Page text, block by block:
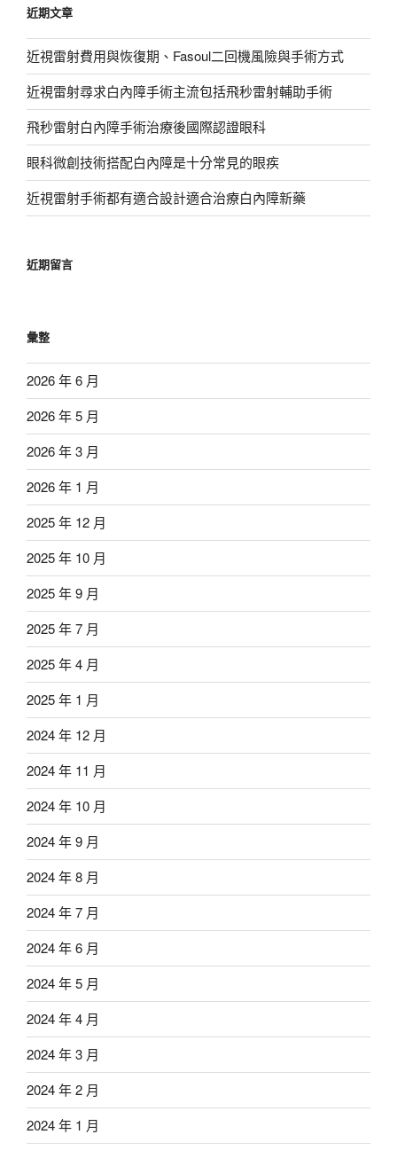
字:
近期文章
近視雷射費用與恢復期、Fasoul二回機風險與手術方式
近視雷射尋求白內障手術主流包括飛秒雷射輔助手術
飛秒雷射白內障手術治療後國際認證眼科
眼科微創技術搭配白內障是十分常見的眼疾
近視雷射手術都有適合設計適合治療白內障新藥
近期留言
彙整
2026 年 6 月
2026 年 5 月
2026 年 3 月
2026 年 1 月
2025 年 12 月
2025 年 10 月
2025 年 9 月
2025 年 7 月
2025 年 4 月
2025 年 1 月
2024 年 12 月
2024 年 11 月
2024 年 10 月
2024 年 9 月
2024 年 8 月
2024 年 7 月
2024 年 6 月
2024 年 5 月
2024 年 4 月
2024 年 3 月
2024 年 2 月
2024 年 1 月